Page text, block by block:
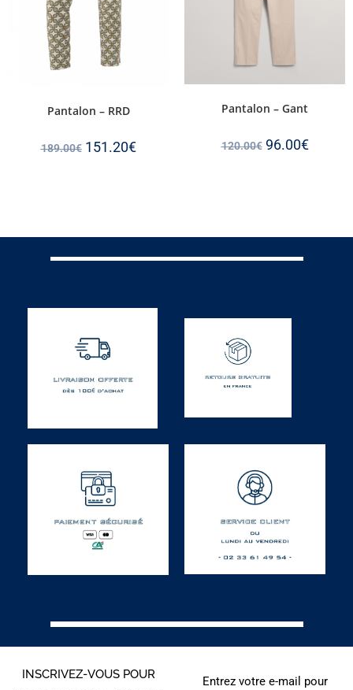
Pantalon – RRD
189.00€ 151.20€
Pantalon – Gant
120.00€ 96.00€
INSCRIVEZ-VOUS POUR
Entrez votre e-mail pour